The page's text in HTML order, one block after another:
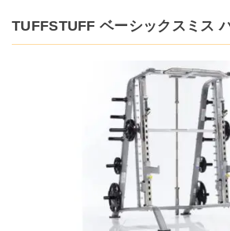
TUFFSTUFF ベーシックスミス